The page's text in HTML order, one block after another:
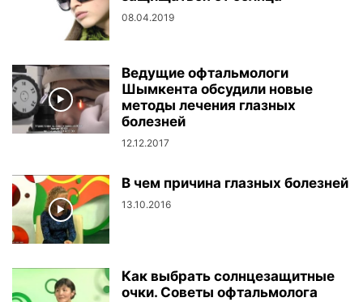
08.04.2019
Ведущие офтальмологи
Шымкента обсудили новые
методы лечения глазных
болезней
12.12.2017
В чем причина глазных болезней
13.10.2016
Как выбрать солнцезащитные
очки. Советы офтальмолога